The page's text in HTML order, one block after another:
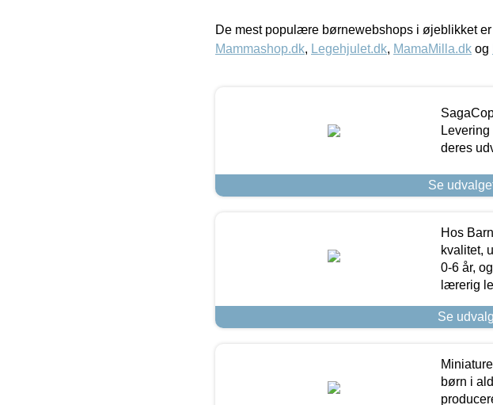
De mest populære børnewebshops i øjeblikket er
Mammashop.dk, Legehjulet.dk, MamaMilla.dk og
deres
Se
Hos
kvalitet,
0-6 år,
lærerig
Se
børn i